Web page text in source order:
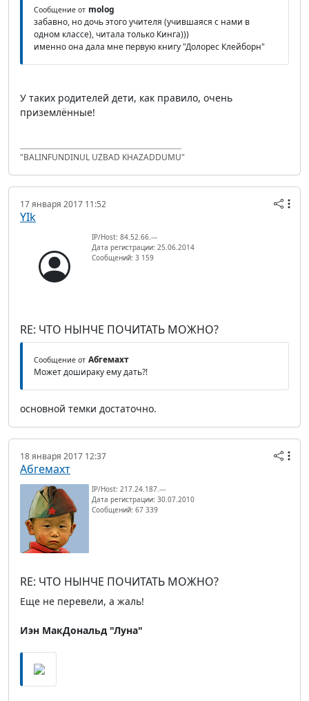
Сообщение от molog
забавно, но дочь этого учителя (учившаяся с нами в
одном классе), читала только Кинга)))
именно она дала мне первую книгу "Долорес Клейборн"
У таких родителей дети, как правило, очень
приземлённые!
"BALINFUNDINUL UZBAD KHAZADDUMU"
17 января 2017 11:52
YIk
IP/Host: 84.52.66.---
Дата регистрации: 25.06.2014
Сообщений: 3 159
RE: ЧТО НЫНЧЕ ПОЧИТАТЬ МОЖНО?
Сообщение от Абгемахт
Может дошираку ему дать?!
основной темки достаточно.
18 января 2017 12:37
Абгемахт
IP/Host: 217.24.187.---
Дата регистрации: 30.07.2010
Сообщений: 67 339
RE: ЧТО НЫНЧЕ ПОЧИТАТЬ МОЖНО?
Еще не перевели, а жаль!
Иэн МакДональд "Луна"